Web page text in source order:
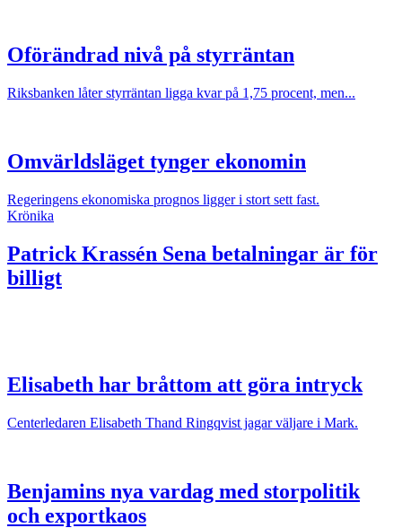
Oförändrad nivå på styrräntan
Riksbanken låter styrräntan ligga kvar på 1,75 procent, men...
Omvärldsläget tynger ekonomin
Regeringens ekonomiska prognos ligger i stort sett fast.
Krönika
Patrick Krassén Sena betalningar är för
billigt
Elisabeth har bråttom att göra intryck
Centerledaren Elisabeth Thand Ringqvist jagar väljare i Mark.
Benjamins nya vardag med storpolitik
och exportkaos